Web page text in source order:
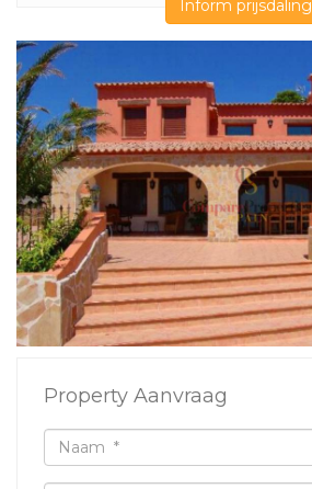
Inform prijsdaling
Property Aanvraag